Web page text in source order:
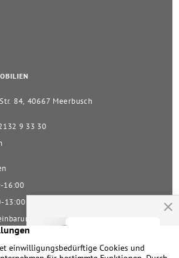
84, 40667 Meerbusch
9 33 30
16:00
13:00